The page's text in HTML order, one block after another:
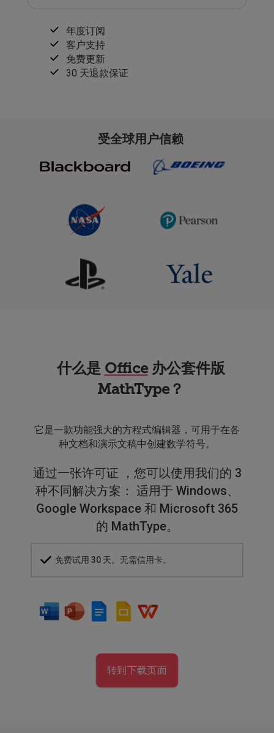
年度订阅
客户支持
免费更新
30 天退款保证
受全球用户信赖
什么是 Office办公套件版
MathType？
它是一款功能强大的方程式编辑器，可用于在各
种文档和演示文稿中创建数学符号。
通过一张许可证 ，您可以使用我们的 3
种不同解决方案： 适用于 Windows、
Google Workspace 和 Microsoft 365
的 MathType。
免费试用 30 天。无需信用卡。
转到下载页面